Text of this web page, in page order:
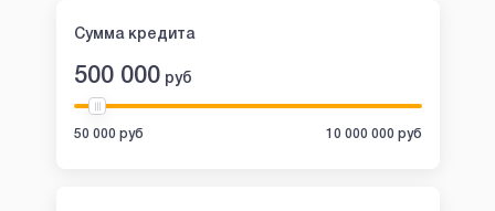
Сумма кредита
500 000 руб
50 000 руб 10 000 000 руб